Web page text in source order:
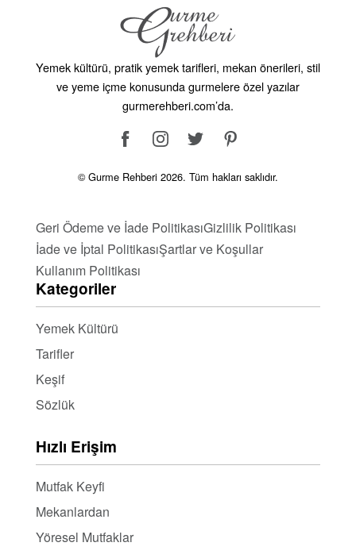
Yemek kültürü, pratik yemek tarifleri, mekan önerileri, stil
ve yeme içme konusunda gurmelere özel yazılar
gurmerehberi.com’da.
© Gurme Rehberi 2026. Tüm hakları saklıdır.
Geri Ödeme ve İade PolitikasıGizlilik Politikası
İade ve İptal PolitikasıŞartlar ve Koşullar
Kullanım Politikası
Kategoriler
Yemek Kültürü
Tarifler
Keşif
Sözlük
Hızlı Erişim
Mutfak Keyfi
Mekanlardan
Yöresel Mutfaklar